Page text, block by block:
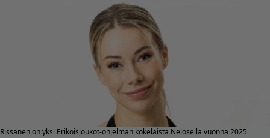
Rissanen on yksi Erikoisjoukot-ohjelman kokelaista Nelosella vuonna 2025